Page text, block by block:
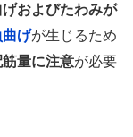
げおよびたわみが
曲げが生じるため
量に注意が必要